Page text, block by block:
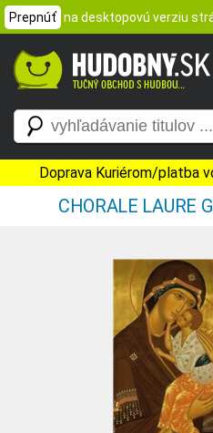
Prepnúť na desktopovú verziu
Doprava Kuriérom/platba
CHORALE LAURE